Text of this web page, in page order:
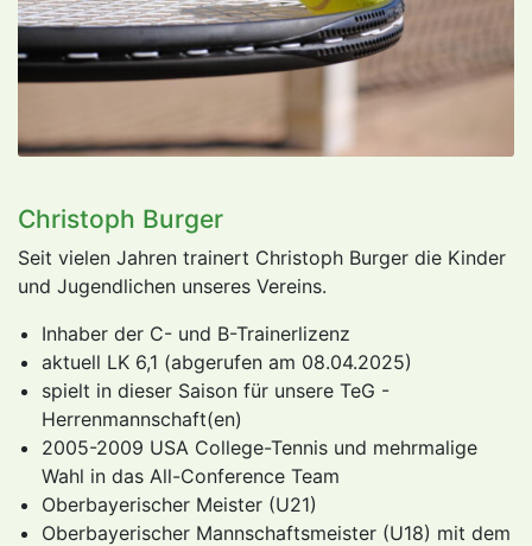
Christoph Burger
Seit vielen Jahren trainert Christoph Burger die Kinder
und Jugendlichen unseres Vereins.
Inhaber der C- und B-Trainerlizenz
aktuell LK 6,1 (abgerufen am 08.04.2025)
spielt in dieser Saison für unsere TeG -
Herrenmannschaft(en)
2005-2009 USA College-Tennis und mehrmalige
Wahl in das All-Conference Team
Oberbayerischer Meister (U21)
Oberbayerischer Mannschaftsmeister (U18) mit dem